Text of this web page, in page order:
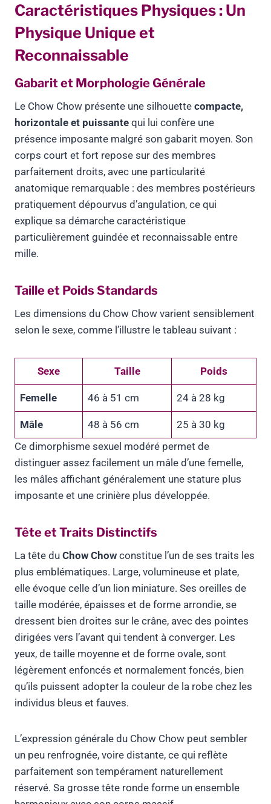
Caractéristiques Physiques : Un
Physique Unique et
Reconnaissable
Gabarit et Morphologie Générale
Le Chow Chow présente une silhouette compacte,
horizontale et puissante qui lui confère une
présence imposante malgré son gabarit moyen. Son
corps court et fort repose sur des membres
parfaitement droits, avec une particularité
anatomique remarquable : des membres postérieurs
pratiquement dépourvus d’angulation, ce qui
explique sa démarche caractéristique
particulièrement guindée et reconnaissable entre
mille.
Taille et Poids Standards
Les dimensions du Chow Chow varient sensiblement
selon le sexe, comme l’illustre le tableau suivant :
Sexe Taille Poids
Femelle 46 à 51 cm 24 à 28 kg
Mâle 48 à 56 cm
25 à 30 kg
Ce dimorphisme sexuel modéré permet de
distinguer assez facilement un mâle d’une femelle,
les mâles affichant généralement une stature plus
imposante et une crinière plus développée.
Tête et Traits Distinctifs
La tête du Chow Chow constitue l’un de ses traits les
plus emblématiques. Large, volumineuse et plate,
elle évoque celle d’un lion miniature. Ses oreilles de
taille modérée, épaisses et de forme arrondie, se
dressent bien droites sur le crâne, avec des pointes
dirigées vers l’avant qui tendent à converger. Les
yeux, de taille moyenne et de forme ovale, sont
légèrement enfoncés et normalement foncés, bien
qu’ils puissent adopter la couleur de la robe chez les
individus bleus et fauves.
L’expression générale du Chow Chow peut sembler
un peu renfrognée, voire distante, ce qui reflète
parfaitement son tempérament naturellement
réservé. Sa grosse tête ronde forme un ensemble